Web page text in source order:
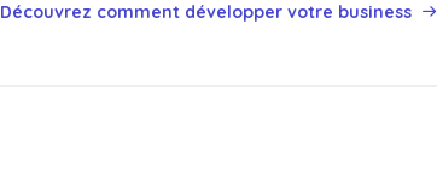
Découvrez comment développer votre business